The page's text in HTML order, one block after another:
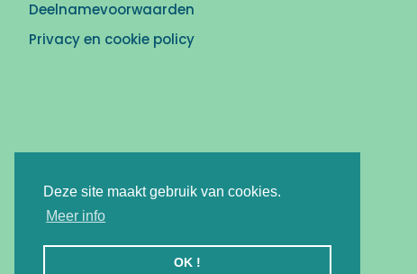
Deze site maakt gebruik van cookies.
Meer info
OK !
Deelnamevoorwaarden
Privacy en cookie policy